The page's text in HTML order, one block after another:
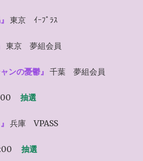
東京 ｲｰﾌﾟﾗｽ
東京 夢組会員
ンの憂鬱』 千葉 夢組会員
抽選
兵庫 VPASS
抽選